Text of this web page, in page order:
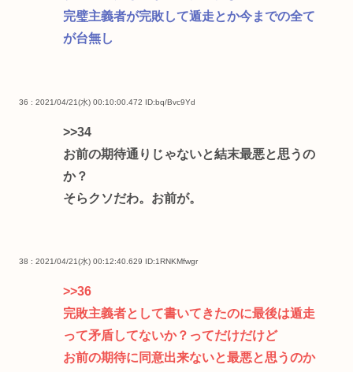
完璧主義者が完敗して遁走とか今までの全て
が台無し
36 : 2021/04/21(水) 00:10:00.472 ID:bq/Bvc9Yd
>>34
お前の期待通りじゃないと結末最悪と思うの
か？
そらクソだわ。お前が。
38 : 2021/04/21(水) 00:12:40.629 ID:1RNKMfwgr
>>36
完敗主義者として書いてきたのに最後は遁走
って矛盾してないか？ってだけだけど
お前の期待に同意出来ないと最悪と思うのか